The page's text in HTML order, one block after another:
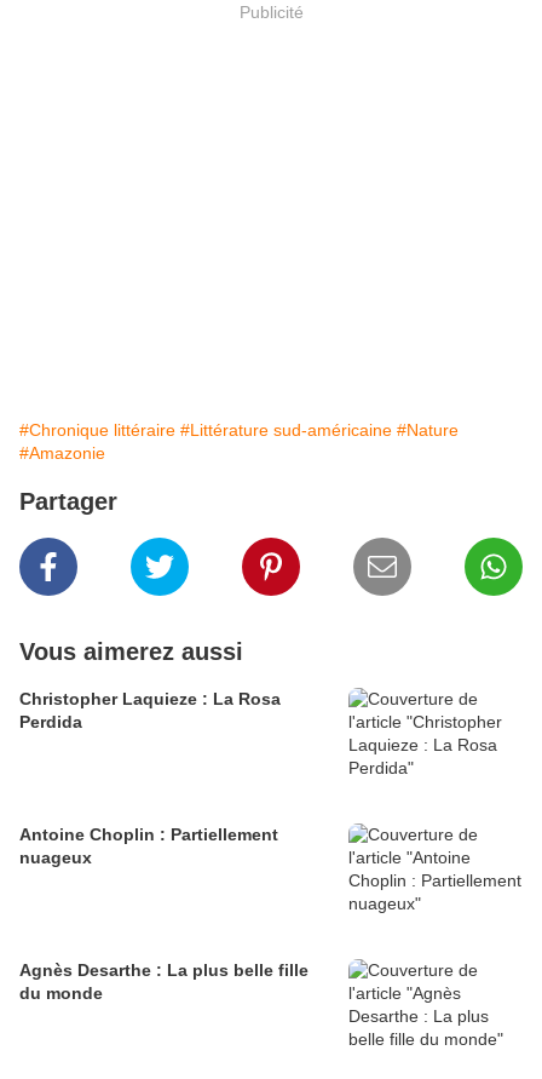
Publicité
#Chronique littéraire #Littérature sud-américaine #Nature
#Amazonie
Partager
Vous aimerez aussi
Christopher Laquieze : La Rosa
Perdida
Antoine Choplin : Partiellement
nuageux
Agnès Desarthe : La plus belle fille
du monde